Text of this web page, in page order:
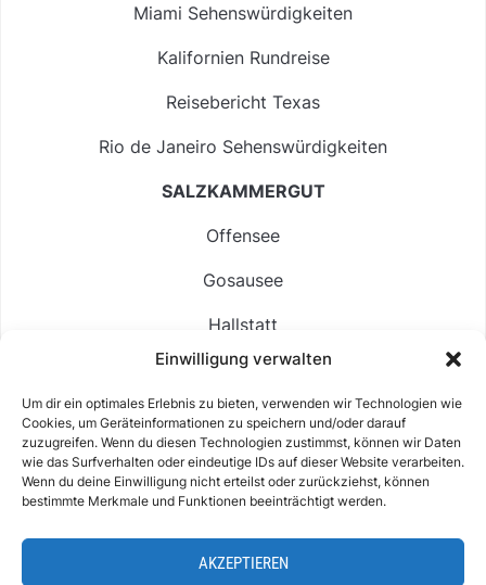
Einwilligung verwalten
Um dir ein optimales Erlebnis zu bieten, verwenden wir Technologien wie
Cookies, um Geräteinformationen zu speichern und/oder darauf
zuzugreifen. Wenn du diesen Technologien zustimmst, können wir Daten
wie das Surfverhalten oder eindeutige IDs auf dieser Website verarbeiten.
Wenn du deine Einwilligung nicht erteilst oder zurückziehst, können
bestimmte Merkmale und Funktionen beeinträchtigt werden.
AKZEPTIEREN
Miami Sehenswürdigkeiten
Kalifornien Rundreise
Reisebericht Texas
Rio de Janeiro Sehenswürdigkeiten
SALZKAMMERGUT
Offensee
Gosausee
Hallstatt
Langbathsee
Altausseer See
Hintersee
IMPRESSUM & KONTAKT